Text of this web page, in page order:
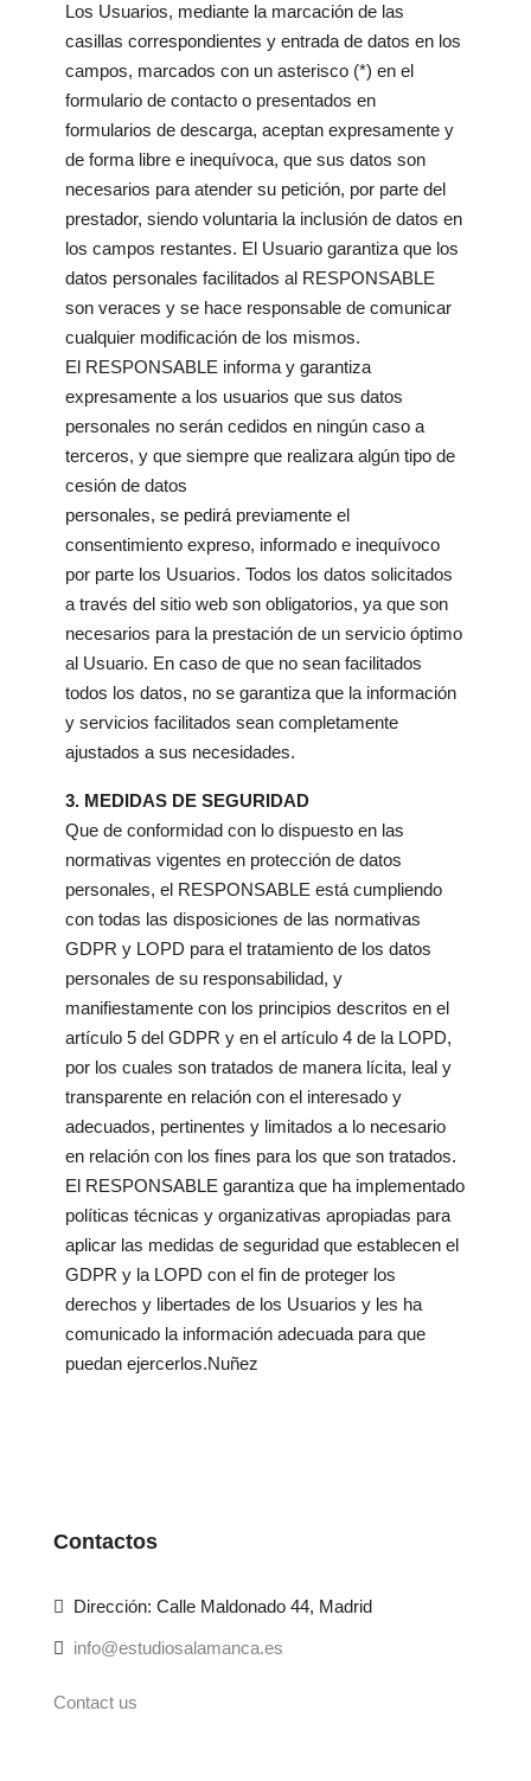
Los Usuarios, mediante la marcación de las
casillas correspondientes y entrada de datos en los
campos, marcados con un asterisco (*) en el
formulario de contacto o presentados en
formularios de descarga, aceptan expresamente y
de forma libre e inequívoca, que sus datos son
necesarios para atender su petición, por parte del
prestador, siendo voluntaria la inclusión de datos en
los campos restantes. El Usuario garantiza que los
datos personales facilitados al RESPONSABLE
son veraces y se hace responsable de comunicar
cualquier modificación de los mismos.
El RESPONSABLE informa y garantiza
expresamente a los usuarios que sus datos
personales no serán cedidos en ningún caso a
terceros, y que siempre que realizara algún tipo de
cesión de datos
personales, se pedirá previamente el
consentimiento expreso, informado e inequívoco
por parte los Usuarios. Todos los datos solicitados
a través del sitio web son obligatorios, ya que son
necesarios para la prestación de un servicio óptimo
al Usuario. En caso de que no sean facilitados
todos los datos, no se garantiza que la información
y servicios facilitados sean completamente
ajustados a sus necesidades.
3. MEDIDAS DE SEGURIDAD
Que de conformidad con lo dispuesto en las
normativas vigentes en protección de datos
personales, el RESPONSABLE está cumpliendo
con todas las disposiciones de las normativas
GDPR y LOPD para el tratamiento de los datos
personales de su responsabilidad, y
manifiestamente con los principios descritos en el
artículo 5 del GDPR y en el artículo 4 de la LOPD,
por los cuales son tratados de manera lícita, leal y
transparente en relación con el interesado y
adecuados, pertinentes y limitados a lo necesario
en relación con los fines para los que son tratados.
El RESPONSABLE garantiza que ha implementado
políticas técnicas y organizativas apropiadas para
aplicar las medidas de seguridad que establecen el
GDPR y la LOPD con el fin de proteger los
derechos y libertades de los Usuarios y les ha
comunicado la información adecuada para que
puedan ejercerlos.Nuñez
Contactos
Dirección: Calle Maldonado 44, Madrid
info@estudiosalamanca.es
Contact us